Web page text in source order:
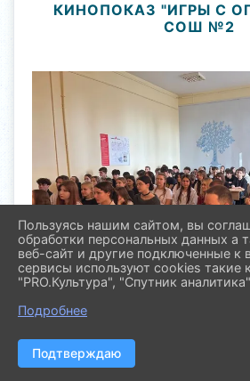
КИНОПОКАЗ "ИГРЫ С
СОШ №2
Пользуясь нашим сайтом, вы
обработки персональных данных а
веб-сайт и другие подключенные к
сервисы используют cookies такие
"PRO.Культура", "Спутник
Подробнее
Подтверждаю